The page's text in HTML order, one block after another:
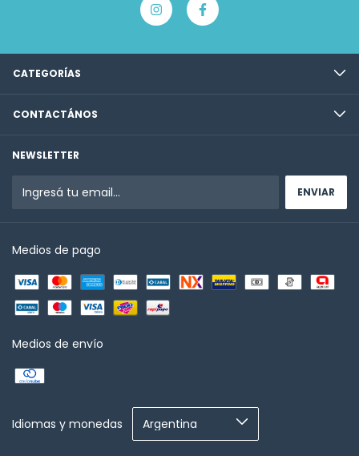
CATEGORÍAS
CONTACTÁNOS
NEWSLETTER
Medios de pago
Medios de envío
Idiomas y monedas